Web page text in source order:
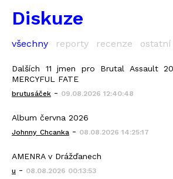
Diskuze
všechny reporty recenze ostatní
Dalších 11 jmen pro Brutal Assault
MERCYFUL FATE
brutusáček - 09.08.2026 12:40:48
Album června 2026
Johnny_Chcanka - 08.08.2026 14:25:17
AMENRA v Drážďanech
u - 08.08.2026 00:13:53